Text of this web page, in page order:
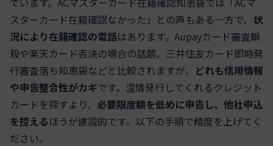
スターカード在籍確認なかった」との声もある一方で、 状
況により在籍確認の電話はあります。Aupayカード審査瞬
殺や楽天カード否決の場合の話題、三井住友カード即時発
行審査落ち知恵袋などと比較されますが、 どれも信用情報
や申告整合性がカギです。温情発行してくれるクレジット
カードを探すより、 必要限度額を低めに申告し、他社申込
を控えるほうが建設的です。以下の手順で精度を上げてく
ださい。